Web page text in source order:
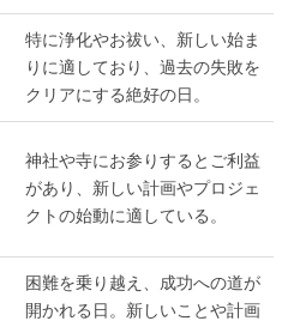
特に浄化やお祓い、新しい始ま
りに適しており、過去の失敗を
クリアにする絶好の日。
神社や寺にお参りするとご利益
があり、新しい計画やプロジェ
クトの始動に適している。
困難を乗り越え、成功への道が
開かれる日。新しいことや計画